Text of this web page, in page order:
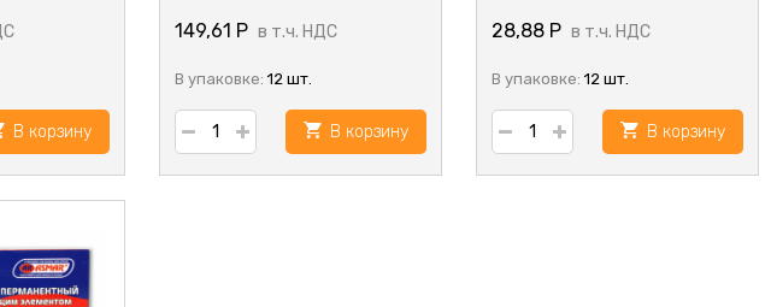
В корзину
149,61 Р в т.ч. НДС
В упаковке: 12 шт.
В корзину
28,88 Р в т.ч. НДС
В упаковке: 12 шт.
В корзину